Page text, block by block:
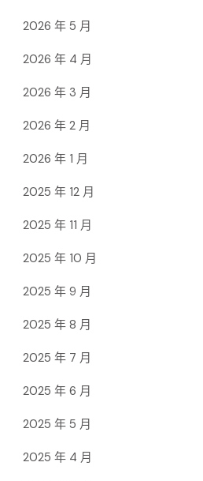
2026 年 5 月
2026 年 4 月
2026 年 3 月
2026 年 2 月
2026 年 1 月
2025 年 12 月
2025 年 11 月
2025 年 10 月
2025 年 9 月
2025 年 8 月
2025 年 7 月
2025 年 6 月
2025 年 5 月
2025 年 4 月